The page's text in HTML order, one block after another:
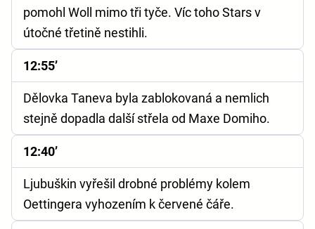
pomohl Woll mimo tři tyče. Víc toho Stars v
útočné třetině nestihli.
12:55’
Dělovka Taneva byla zablokovaná a nemlich
stejně dopadla další střela od Maxe Domiho.
12:40’
Ljubuškin vyřešil drobné problémy kolem
Oettingera vyhozením k červené čáře.